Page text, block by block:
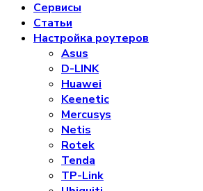
Сервисы
Статьи
Настройка роутеров
Asus
D-LINK
Huawei
Keenetic
Mercusys
Netis
Rotek
Tenda
TP-Link